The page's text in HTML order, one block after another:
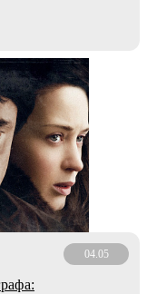
04.05